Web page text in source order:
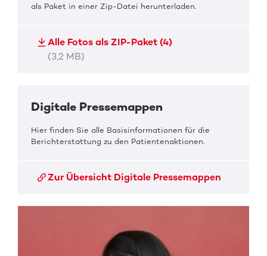
als Paket in einer Zip-Datei herunterladen.
Alle Fotos als ZIP-Paket (4)
(3,2 MB)
Digitale Pressemappen
Hier finden Sie alle Basisinformationen für die
Berichterstattung zu den Patientenaktionen.
Zur Übersicht Digitale Pressemappen